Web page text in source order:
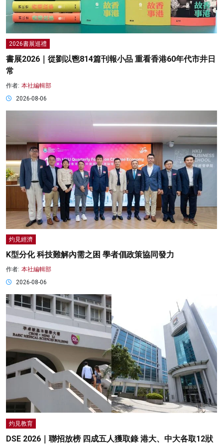
2026書展巡禮
書展2026｜從劉以鬯814篇刊報小品 重看香港60年代市井日
常
作者: 本社編輯部
2026-08-06
灼見經濟
K型分化 科技難解內需之困 學者倡政策協同發力
作者: 本社編輯部
2026-08-06
灼見教育
DSE 2026｜聯招放榜 四成五人獲取錄 港大、中大各取12狀